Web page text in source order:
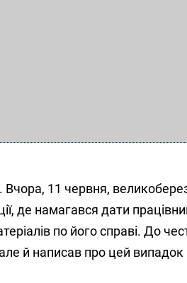
Вчора, 11 червня,
де намагався дати
по його справі. До
й написав про цей